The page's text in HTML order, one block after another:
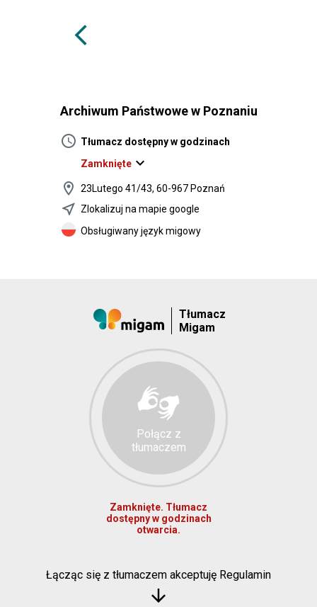
arrow_back_ios
Archiwum Państwowe w Poznaniu
schedule Tłumacz dostępny w godzinach
Zamknięteexpand_more
location_on
23Lutego 41/43, 60-967 Poznań
near_me Zlokalizuj na mapie google
Obsługiwany język migowy
Tłumacz
Migam
Połącz z
tłumaczem
Zamknięte. Tłumacz
dostępny w godzinach
otwarcia.
Łącząc się z tłumaczem akceptuję Regulamin
arrow_downward